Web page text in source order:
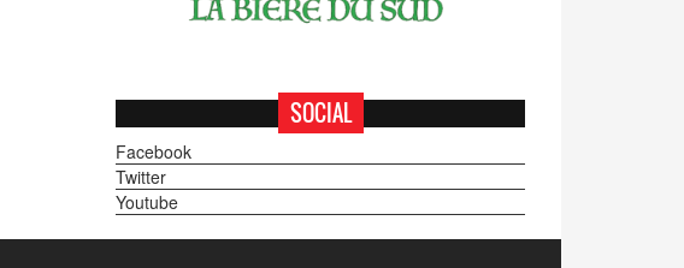
SOCIAL
Facebook
Twitter
Youtube